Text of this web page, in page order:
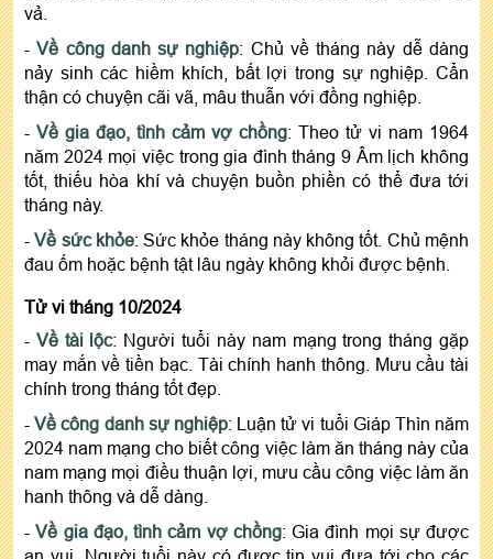
vả.
-Về công danh sự nghiệp: Chủ về tháng này dễ dàng
nảy sinh các hiềm khích, bất lợi trong sự nghiệp. Cẩn
thận có chuyện cãi vã, mâu thuẫn với đồng nghiệp.
- Về gia đạo, tình cảm vợ chồng: Theo tử vi nam 1964
năm 2024 mọi việc trong gia đình tháng 9 Âm lịch không
tốt, thiếu hòa khí và chuyện buồn phiền có thể đưa tới
tháng này.
-Về sức khỏe: Sức khỏe tháng này không tốt. Chủ mệnh
đau ốm hoặc bệnh tật lâu ngày không khỏi được bệnh.
Tử vi tháng 10/2024
- Về tài lộc: Người tuổi này nam mạng trong tháng gặp
may mắn về tiền bạc. Tài chính hanh thông. Mưu cầu tài
chính trong tháng tốt đẹp.
-Về công danh sự nghiệp: Luận tử vi tuổi Giáp Thìn năm
2024 nam mạng cho biết công việc làm ăn tháng này của
nam mạng mọi điều thuận lợi, mưu cầu công việc làm ăn
hanh thông và dễ dàng.
-Về gia đạo, tình cảm vợ chồng: Gia đình mọi sự được